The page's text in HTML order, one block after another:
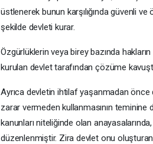
üstlenerek bunun karşılığında güvenli
şekilde devleti kurar.
Özgürlüklerin veya birey bazında
kurulan devlet tarafından çözüme
Ayrıca devletin ihtilaf yaşanmadan
zarar vermeden kullanmasının teminine
kanunları niteliğinde olan
düzenlenmiştir. Zira devlet onu